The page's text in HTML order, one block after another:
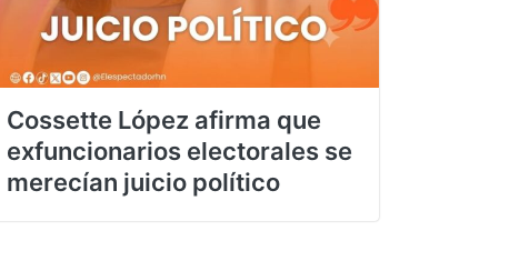
Cossette López afirma que
exfuncionarios electorales se
merecían juicio político